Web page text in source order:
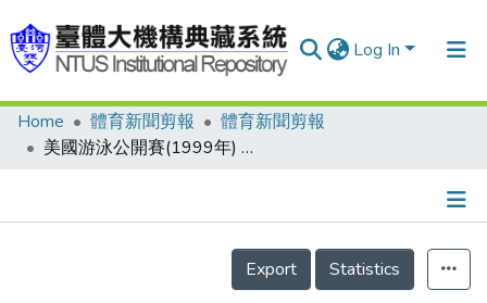
Log In
Communities & Collections
Home 體育新聞剪報
體育新聞剪報
美國游泳公開賽(1999年) 15歲小將擊垮南非好手海恩絲 昆恩一百蛙創美新紀錄/大陸泳協提出禁藥反制新作法 國際泳總採不信任態度
Details
Export
Statistics